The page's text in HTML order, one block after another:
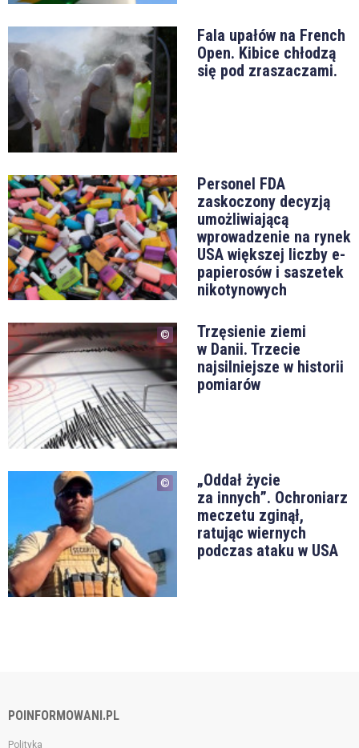
Fala upałów na French
Open. Kibice chłodzą
się pod zraszaczami.
Personel FDA
zaskoczony decyzją
umożliwiającą
wprowadzenie na rynek
USA większej liczby e-
papierosów i saszetek
nikotynowych
Trzęsienie ziemi
w Danii. Trzecie
najsilniejsze w historii
pomiarów
„Oddał życie
za innych”. Ochroniarz
meczetu zginął,
ratując wiernych
podczas ataku w USA
POINFORMOWANI.PL
Polityka